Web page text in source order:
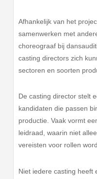
Afhankelijk van het
samenwerken met
choreograaf bij
casting directors zich
sectoren en soorten
De casting director stelt
kandidaten die passen
productie. Vaak vormt
leidraad, waarin niet
vereisten voor rollen
Niet iedere casting heeft